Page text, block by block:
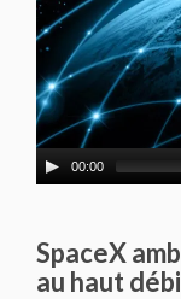
00:00
SpaceX
au haut